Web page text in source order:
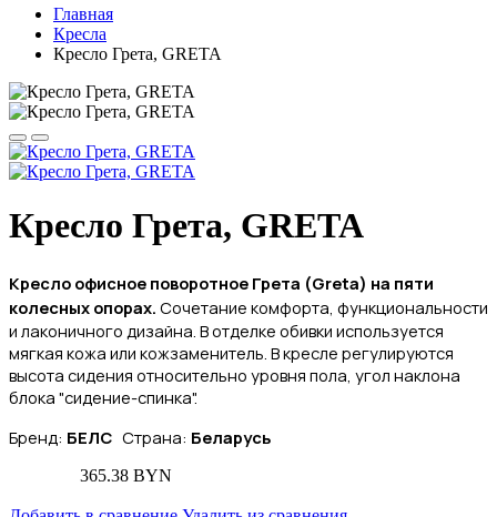
Главная
Кресла
Кресло Грета, GRETA
Кресло Грета, GRETA
Кресло офисное поворотное Грета (Greta) на пяти
колесных опорах. Сочетание комфорта, функциональности
и лаконичного дизайна. В отделке обивки используется
мягкая кожа или кожзаменитель. В кресле регулируются
высота сидения относительно уровня пола, угол наклона
блока "сидение-спинка".
Бренд: БЕЛС Страна: Беларусь
365.38 BYN